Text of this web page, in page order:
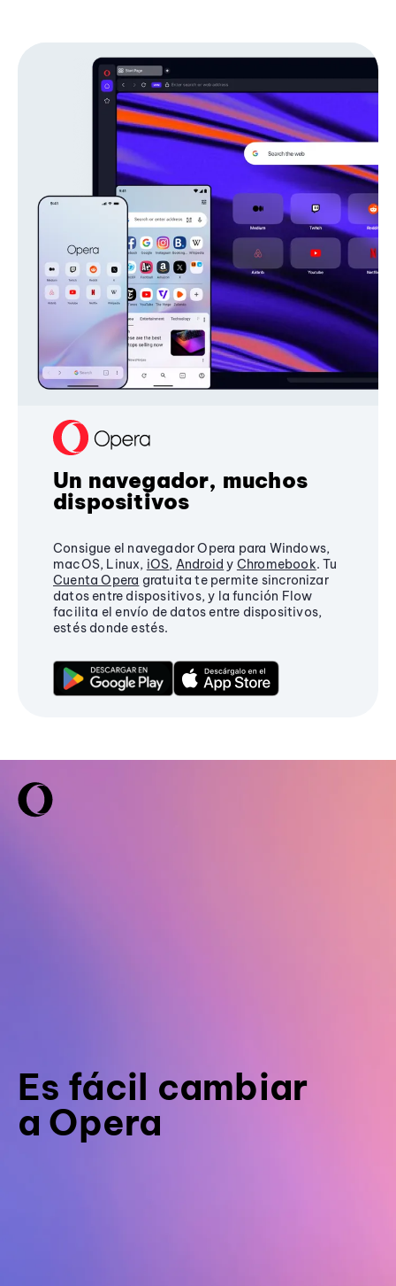
Un navegador, muchos
dispositivos
Consigue el navegador Opera para Windows,
macOS, Linux, iOS, Android y Chromebook. Tu
Cuenta Opera gratuita te permite sincronizar
datos entre dispositivos, y la función Flow
facilita el envío de datos entre dispositivos,
estés donde estés.
Es fácil cambiar
a Opera